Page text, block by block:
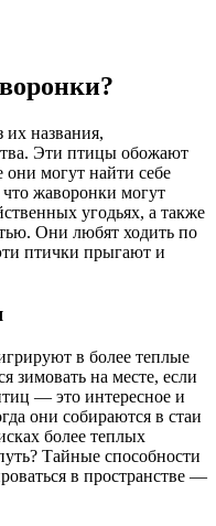
их названия,
Эти птицы обожают
могут найти себе
жаворонки могут
угодьях, а также
Они любят ходить по
птички прыгают и
в более теплые
зимовать на месте, если
— это интересное и
они собираются в стаи
более теплых
Тайные способности
в пространстве —